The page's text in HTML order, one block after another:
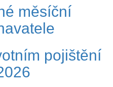
měsíční
pojištění